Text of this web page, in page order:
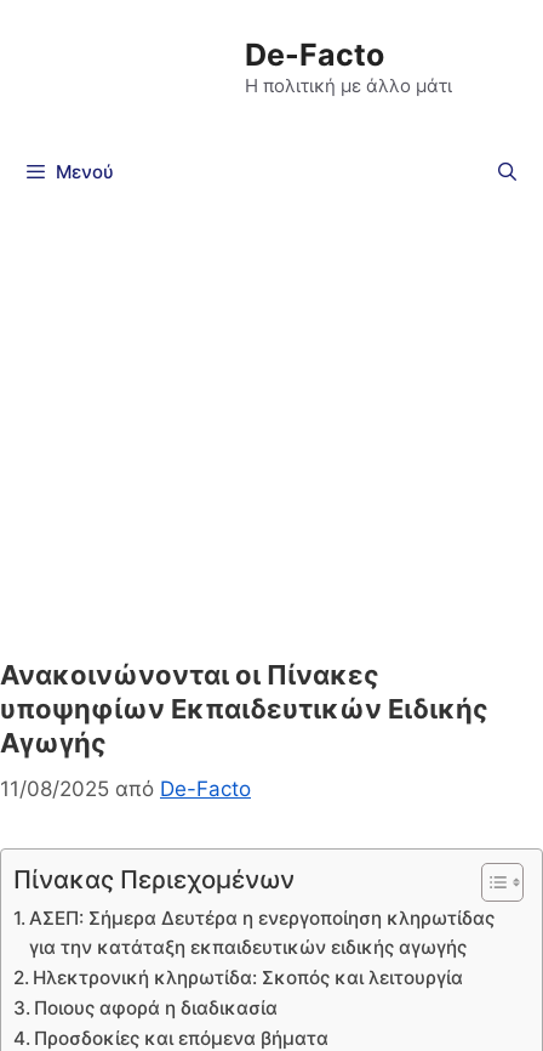
De-Facto
Η πολιτική με άλλο μάτι
Μενού
Ανακοινώνονται οι Πίνακες
υποψηφίων Εκπαιδευτικών Ειδικής
Αγωγής
11/08/2025 από De-Facto
Πίνακας Περιεχομένων
ΑΣΕΠ: Σήμερα Δευτέρα η ενεργοποίηση κληρωτίδας
για την κατάταξη εκπαιδευτικών ειδικής αγωγής
Ηλεκτρονική κληρωτίδα: Σκοπός και λειτουργία
Ποιους αφορά η διαδικασία
Προσδοκίες και επόμενα βήματα